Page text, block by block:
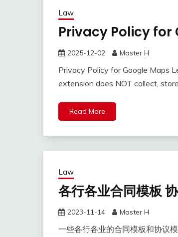
Law
Privacy Policy for
2025-12-02 Master H
Privacy Policy for Google Maps
extension does NOT collect,
Read More
Law
各行各业合同模板
2023-11-14 Master H
一些各行各业的合同模板和协议